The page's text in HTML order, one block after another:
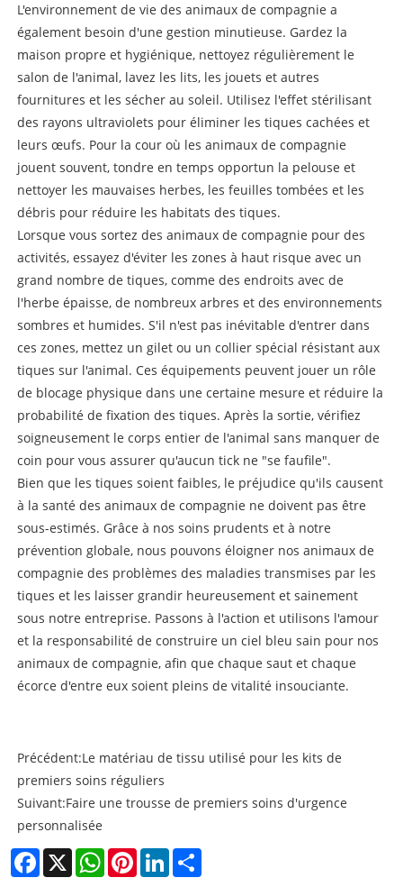
L'environnement de vie des animaux de compagnie a
également besoin d'une gestion minutieuse. Gardez la
maison propre et hygiénique, nettoyez régulièrement le
salon de l'animal, lavez les lits, les jouets et autres
fournitures et les sécher au soleil. Utilisez l'effet stérilisant
des rayons ultraviolets pour éliminer les tiques cachées et
leurs œufs. Pour la cour où les animaux de compagnie
jouent souvent, tondre en temps opportun la pelouse et
nettoyer les mauvaises herbes, les feuilles tombées et les
débris pour réduire les habitats des tiques.
Lorsque vous sortez des animaux de compagnie pour des
activités, essayez d'éviter les zones à haut risque avec un
grand nombre de tiques, comme des endroits avec de
l'herbe épaisse, de nombreux arbres et des environnements
sombres et humides. S'il n'est pas inévitable d'entrer dans
ces zones, mettez un gilet ou un collier spécial résistant aux
tiques sur l'animal. Ces équipements peuvent jouer un rôle
de blocage physique dans une certaine mesure et réduire la
probabilité de fixation des tiques. Après la sortie, vérifiez
soigneusement le corps entier de l'animal sans manquer de
coin pour vous assurer qu'aucun tick ne "se faufile".
Bien que les tiques soient faibles, le préjudice qu'ils causent
à la santé des animaux de compagnie ne doivent pas être
sous-estimés. Grâce à nos soins prudents et à notre
prévention globale, nous pouvons éloigner nos animaux de
compagnie des problèmes des maladies transmises par les
tiques et les laisser grandir heureusement et sainement
sous notre entreprise. Passons à l'action et utilisons l'amour
et la responsabilité de construire un ciel bleu sain pour nos
animaux de compagnie, afin que chaque saut et chaque
écorce d'entre eux soient pleins de vitalité insouciante.
Précédent:Le matériau de tissu utilisé pour les kits de
premiers soins réguliers
Suivant:Faire une trousse de premiers soins d'urgence
personnalisée
Facebook
X WhatsAppPinterestLinkedIn